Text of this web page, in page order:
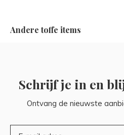
Andere toffe items
Schrijf je in en
Ontvang de nieuwste